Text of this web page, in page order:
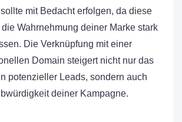
mit Bedacht erfolgen, da diese
Wahrnehmung deiner Marke stark
Die Verknüpfung mit einer
Domain steigert nicht nur das
potenzieller Leads, sondern auch
deiner Kampagne.